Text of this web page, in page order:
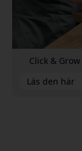
Click &
Läs den här